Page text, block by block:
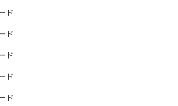
ド
ド
ド
ド
ド